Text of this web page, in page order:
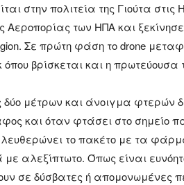
στην πολιτεία της Γιούτα
Αεροπορίας των ΗΠΑ και
Σε πρώτη φάση το drone
όπου βρίσκεται και η πρωτεύουσα
δύο μέτρων και άνοιγμα φτερών
και όταν φτάσει στο σημείο
το πακέτο με τα
αλεξίπτωτο. Όπως είναι
σε δύσβατες ή απομονωμένες